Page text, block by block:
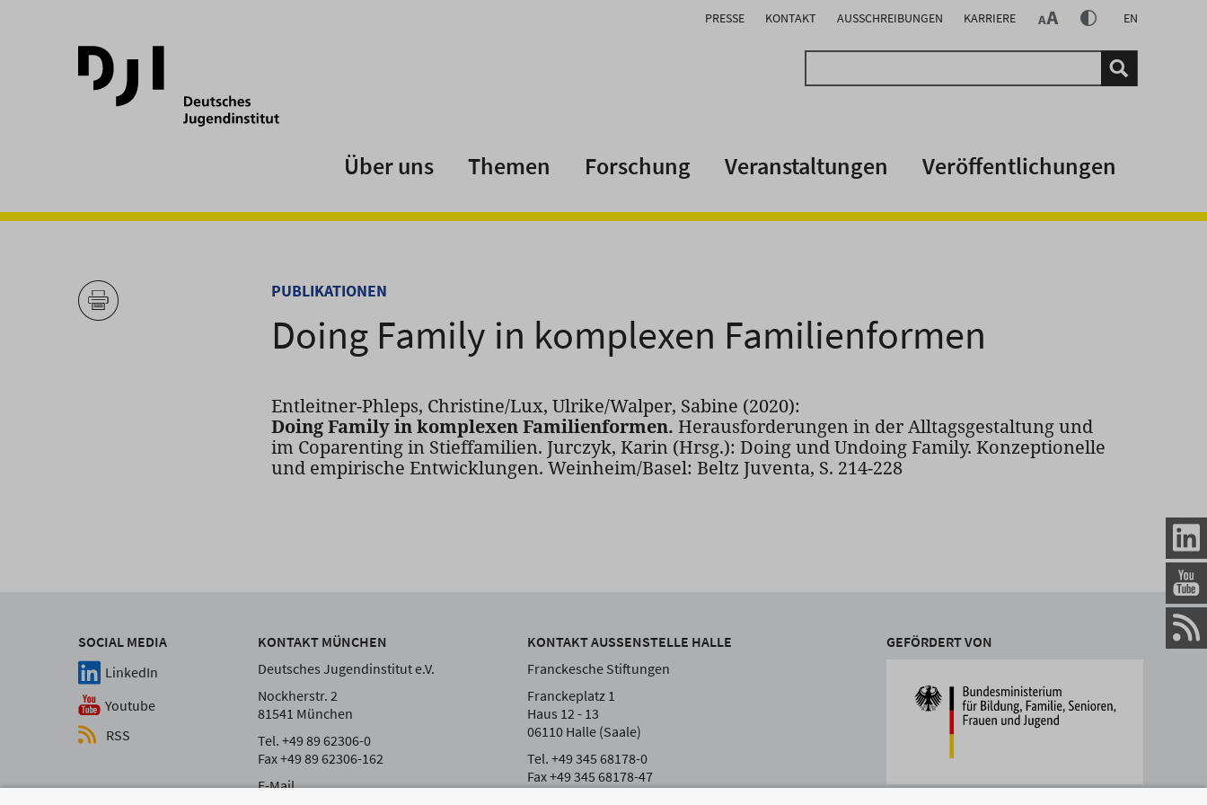
PRESSE KONTAKT AUSSCHREIBUNGEN KARRIERE EN
Über uns Themen Forschung Veranstaltungen Veröffentlichungen
PUBLIKATIONEN
Doing Family in komplexen Familienformen
Entleitner-Phleps, Christine/Lux, Ulrike/Walper, Sabine (2020):
Doing Family in komplexen Familienformen. Herausforderungen in der Alltagsgestaltung und
im Coparenting in Stieffamilien. Jurczyk, Karin (Hrsg.): Doing und Undoing Family. Konzeptionelle
und empirische Entwicklungen. Weinheim/Basel: Beltz Juventa, S. 214-228
SOCIAL MEDIA
LinkedIn
Youtube
RSS
KONTAKT MÜNCHEN
Deutsches Jugendinstitut e.V.
Nockherstr. 2
81541 München
Tel. +49 89 62306-0
Fax +49 89 62306-162
E-Mail
KONTAKT AUSSENSTELLE HALLE
Franckesche Stiftungen
Franckeplatz 1
Haus 12 - 13
06110 Halle (Saale)
Tel. +49 345 68178-0
Fax +49 345 68178-47
GEFÖRDERT VON